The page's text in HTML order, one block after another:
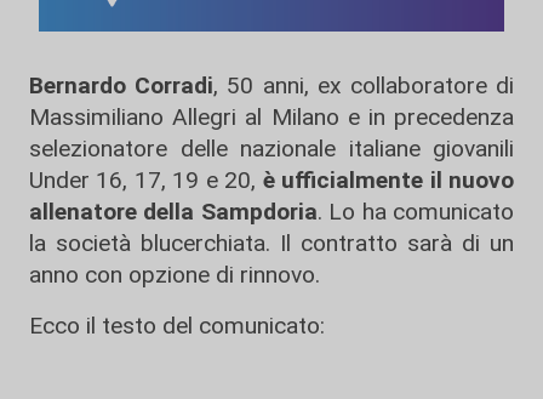
Bernardo Corradi, 50 anni, ex collaboratore di
Massimiliano Allegri al Milano e in precedenza
selezionatore delle nazionale italiane giovanili
Under 16, 17, 19 e 20, è ufficialmente il nuovo
allenatore della Sampdoria. Lo ha comunicato
la società blucerchiata. Il contratto sarà di un
anno con opzione di rinnovo.
Ecco il testo del comunicato: